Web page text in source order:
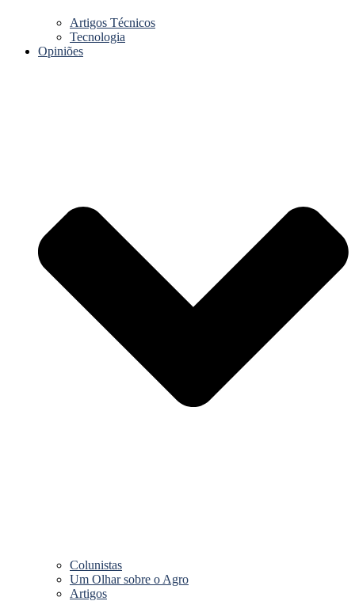
Artigos Técnicos
Tecnologia
Opiniões
Colunistas
Um Olhar sobre o Agro
Artigos